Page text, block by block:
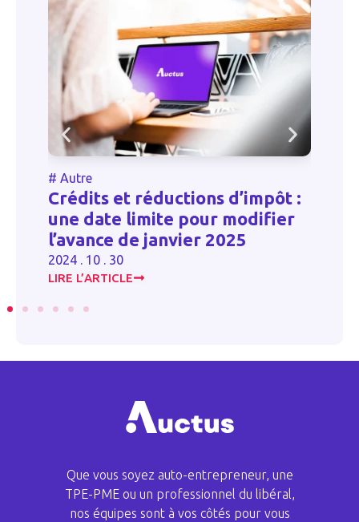
# Autre
Crédits et réductions d’impôt :
une date limite pour modifier
l’avance de janvier 2025
2024 . 10 . 30
LIRE L’ARTICLE
Que vous soyez auto-entrepreneur, une
TPE-PME ou un professionnel du libéral,
nos équipes sont à vos côtés pour vous